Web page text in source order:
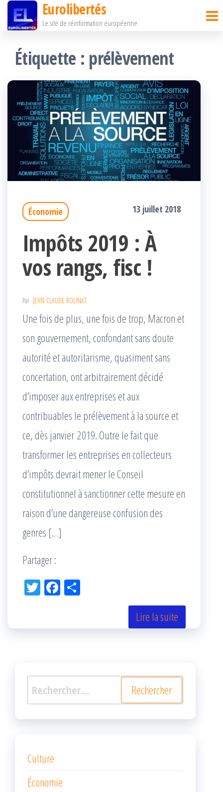
Passer
contenu
Eurolibertés
Le site de réinformation européenne
Étiquette : prélèvement
Économie 13 juillet 2018
Impôts 2019 : À
vos rangs, fisc !
Par JEAN-CLAUDE ROLINAT
Une fois de plus, une fois de trop, Macron et
son gouvernement, confondant sans doute
autorité et autoritarisme, quasiment sans
concertation, ont arbitrairement décidé
d’imposer aux entreprises et aux
contribuables le prélèvement à la source et
ce, dès janvier 2019. Outre le fait que
transformer les entreprises en collecteurs
d’impôts devrait mener le Conseil
constitutionnel à sanctionner cette mesure en
raison d’une dangereuse confusion des
genres […]
Partager :
Tw Fac
k r
Lire la suite
Rechercher :
Culture
Économie